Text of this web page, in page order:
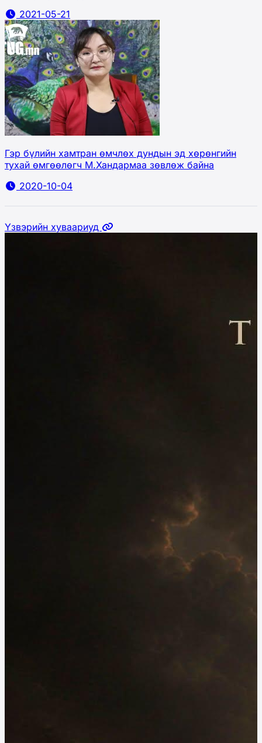
2021-05-21
Гэр бүлийн хамтран өмчлөх дундын эд хөрөнгийн
тухай өмгөөлөгч М.Хандармаа зөвлөж байна
2020-10-04
Үзвэрийн хуваариуд